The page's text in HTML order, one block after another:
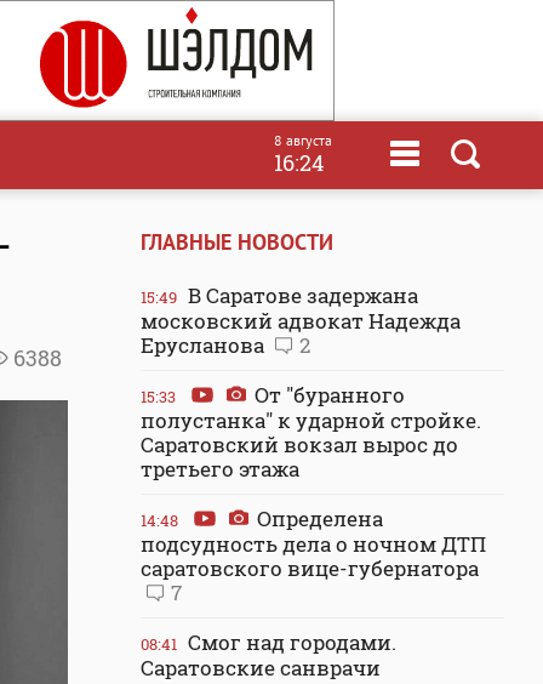
8 августа
16:24
6388
ГЛАВНЫЕ НОВОСТИ
15:49 В Саратове задержана
московский адвокат Надежда
Ерусланова
2
15:33
От "буранного
полустанка" к ударной стройке.
Саратовский вокзал вырос до
третьего этажа
14:48
Определена
подсудность дела о ночном ДТП
саратовского вице-губернатора
7
08:41 Смог над городами.
Саратовские санврачи